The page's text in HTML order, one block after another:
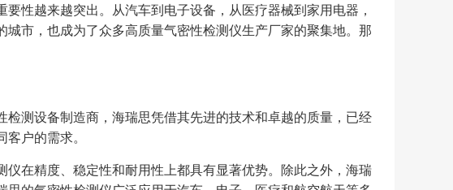
性越来越突出。从汽车到电子设备，从医疗器械到家用电器，
市，也成为了众多高质量气密性检测仪生产厂家的聚集地。那
测设备制造商，海瑞思凭借其先进的技术和卓越的质量，已经
户的需求。
在精度、稳定性和耐用性上都具有显著优势。除此之外，海瑞